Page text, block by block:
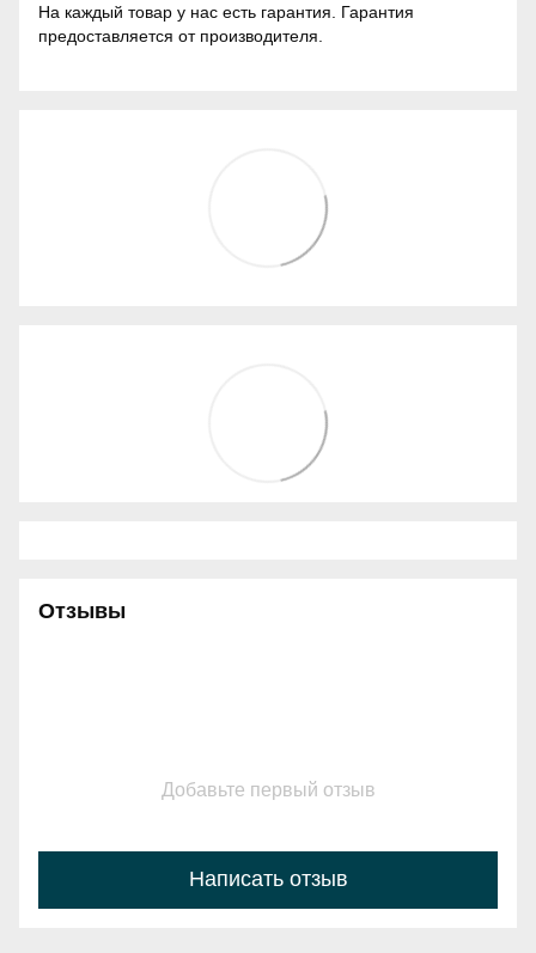
На каждый товар у нас есть гарантия. Гарантия
предоставляется от производителя.
Отзывы
Добавьте первый отзыв
Написать отзыв